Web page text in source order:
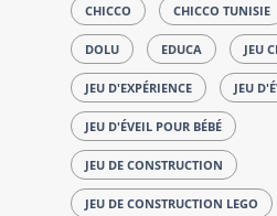
CHICCO CHICCO TUNISIE
DOLU EDUCA JEU
JEU D'EXPÉRIENCE JEU
JEU D'ÉVEIL POUR BÉBÉ
JEU DE CONSTRUCTION
JEU DE CONSTRUCTION LEGO